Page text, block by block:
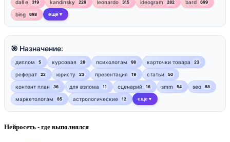
dall e 319 kandinsky 229 leonardo 315 ideogram 282 bard 699
bing 698 еще ▼
🎯 Назначение:
диплом 5 курсовая 28 психологам 98 карточки товара 23
реферат 22 юристу 23 презентация 19 статьи 50
контент план 36 для взлома 11 сценарий 16 smm 54 seo 88
маркетологам 85 астрологические 12 еще ▼
Нейросеть - где выполнялся